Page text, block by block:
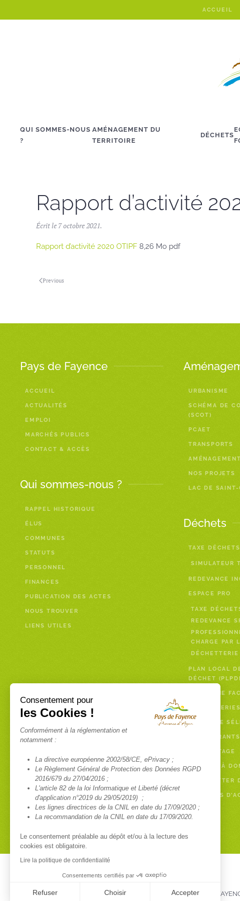
Consentement pour
les Cookies !
Conformément à la réglementation et
notamment :
La directive européenne 2002/58/CE, ePrivacy ;
Le Règlement Général de Protection des Données RGPD
2016/679 du 27/04/2016 ;
L'article 82 de la loi Informatique et Liberté (décret
d'application n°2019 du 29/05/2019) ;
Les lignes directrices de la CNIL en date du 17/09/2020 ;
La recommandation de la CNIL en date du 17/09/2020.
Le consentement préalable au dépôt et/ou à la lecture des
cookies est obligatoire.
Lire la politique de confidentialité
Consentements certifiés par
Refuser Choisir Accepter
ACCUEIL
QUI SOMMES-NOUS
?
AMÉNAGEMENT DU
TERRITOIRE
DÉCHETS
Rapport d’activité
Écrit le 7 octobre 2021.
Rapport d’activité 2020 OTIPF 8,26 Mo pdf
Previous
Pays de Fayence
ACCUEIL
ACTUALITÉS
EMPLOI
MARCHÉS PUBLICS
CONTACT & ACCÈS
Qui sommes-nous ?
RAPPEL HISTORIQUE
ÉLUS
COMMUNES
STATUTS
PERSONNEL
FINANCES
PUBLICATION DES ACTES
NOUS TROUVER
LIENS UTILES
URBANISME
SCHÉMA DE
(SCOT)
PCAET
TRANSPORTS
NOS PROJETS
LAC DE SAINT-
Déchets
TAXE DÉCHETS
SIMULATEUR
REDEVANCE
ESPACE PRO
TAXE
REDEVANCE
CHARGE PAR
PLAN LOCAL
DÉCHET
PAYER UNE
DÉCHETTERIES
COLLECTE
ENCOMBRANTS
COMPOSTAGE
BROYAGE À
NEWSLETTER
RAPPORTS
© COMMUNAUTÉ DE COMMUNES DU PAYS DE